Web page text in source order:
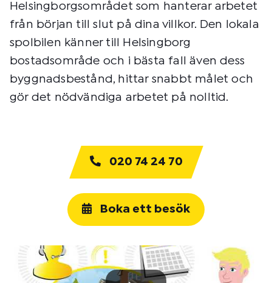
Helsingborgsområdet som hanterar arbetet
från början till slut på dina villkor. Den lokala
spolbilen känner till Helsingborg
bostadsområde och i bästa fall även dess
byggnadsbestånd, hittar snabbt målet och
gör det nödvändiga arbetet på nolltid.
020 74 24 70
Boka ett besök